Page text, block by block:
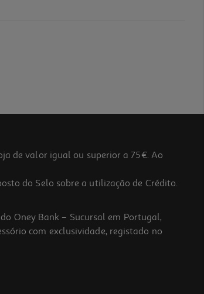
de valor igual ou superior a 75€. Ao
do Selo sobre a utilização de Crédito.
Oney Bank – Sucursal em Portugal,
com exclusividade, registado no